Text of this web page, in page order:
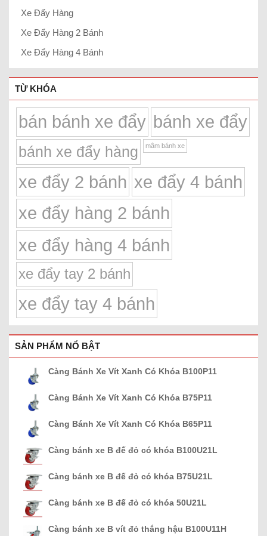
Xe Đẩy Hàng
Xe Đẩy Hàng 2 Bánh
Xe Đẩy Hàng 4 Bánh
TỪ KHÓA
bán bánh xe đẩy bánh xe đẩy
bánh xe đẩy hàng mâm bánh xe
xe đẩy 2 bánh xe đẩy 4 bánh
xe đẩy hàng 2 bánh
xe đẩy hàng 4 bánh
xe đẩy tay 2 bánh
xe đẩy tay 4 bánh
SẢN PHẨM NỔ BẬT
Càng Bánh Xe Vít Xanh Có Khóa B100P11
Càng Bánh Xe Vít Xanh Có Khóa B75P11
Càng Bánh Xe Vít Xanh Có Khóa B65P11
Càng bánh xe B đế đỏ có khóa B100U21L
Càng bánh xe B đế đỏ có khóa B75U21L
Càng bánh xe B đế đỏ có khóa 50U21L
Càng bánh xe B vít đỏ thắng hậu B100U11H